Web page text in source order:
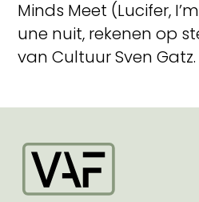
Minds Meet (Lucifer,
une nuit, rekenen op
van Cultuur Sven Gatz.